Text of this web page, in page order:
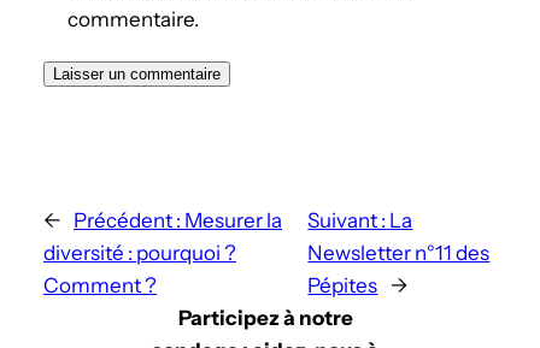
commentaire.
← Précédent : Mesurer la
diversité : pourquoi ?
Comment ?
Suivant : La
Newsletter n°11 des
Pépites →
Participez à notre